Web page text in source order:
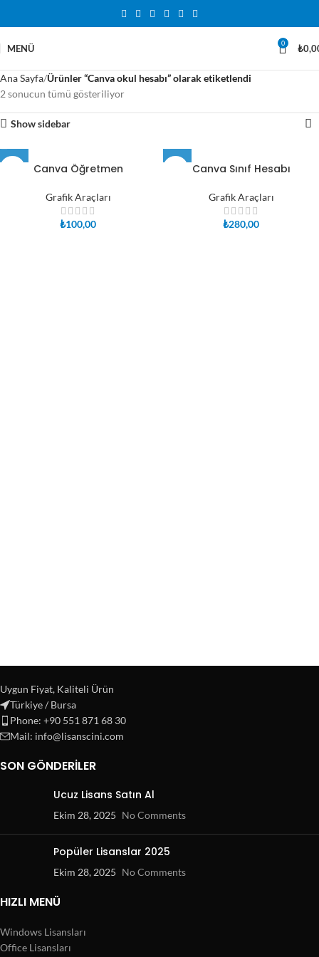
MENÜ 0 ₺
Ana Sayfa Ürünler “Canva okul hesabı” olarak etiketlendi
2 sonucun tümü gösteriliyor
Show sidebar
Canva Öğretmen
Grafik Araçları
₺100,00
Canva Sınıf Hesabı
Grafik Araçları
₺280,00
Uygun Fiyat, Kaliteli Ürün
Türkiye / Bursa
Phone: +90 551 871 68 30
Mail: info@lisanscini.com
SON GÖNDERILER
Ucuz Lisans Satın Al
Ekim 28, 2025 No Comments
Popüler Lisanslar 2025
Ekim 28, 2025 No Comments
HIZLI MENÜ
Windows Lisansları
Office Lisansları